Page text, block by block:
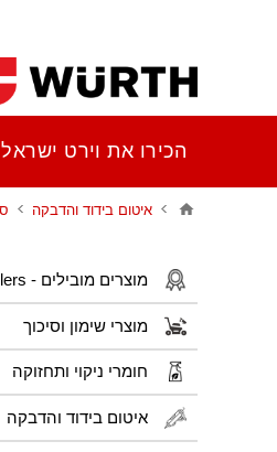
מוצרים מובילים - Best Sellers
מוצרי שימון וסיכוך
חומרי ניקוי ותחזוקה
איטום בידוד והדבקה
הכירו את וירט ישראל
איטום בידוד והדבקה